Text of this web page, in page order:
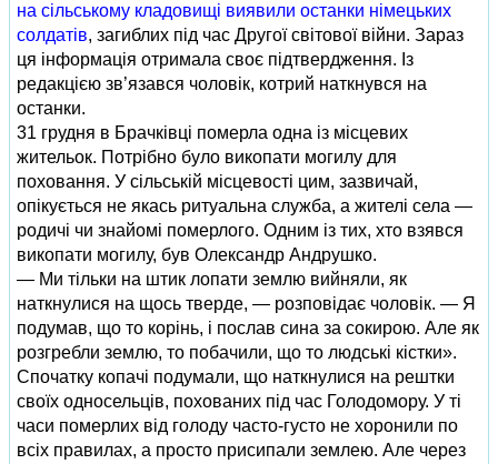
на сільському кладовищі виявили останки німецьких
солдатів, загиблих під час Другої світової війни. Зараз
ця інформація отримала своє підтвердження. Із
редакцією зв’язався чоловік, котрий наткнувся на
останки.
31 грудня в Брачківці померла одна із місцевих
жительок. Потрібно було викопати могилу для
поховання. У сільській місцевості цим, зазвичай,
опікується не якась ритуальна служба, а жителі села —
родичі чи знайомі померлого. Одним із тих, хто взявся
викопати могилу, був Олександр Андрушко.
— Ми тільки на штик лопати землю вийняли, як
наткнулися на щось тверде, — розповідає чоловік. — Я
подумав, що то корінь, і послав сина за сокирою. Але як
розгребли землю, то побачили, що то людські кістки».
Спочатку копачі подумали, що наткнулися на рештки
своїх односельців, похованих під час Голодомору. У ті
часи померлих від голоду часто-густо не хоронили по
всіх правилах, а просто присипали землею. Але через